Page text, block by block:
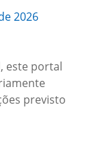
2026
este portal
previsto